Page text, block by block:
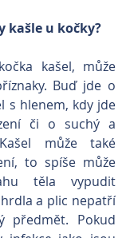
kašle u kočky?
kašel, může
Buď jde o
s hlenem, kdy jde
či o suchý a
může také
to spíše může
těla vypudit
a plic nepatří
předmět. Pokud